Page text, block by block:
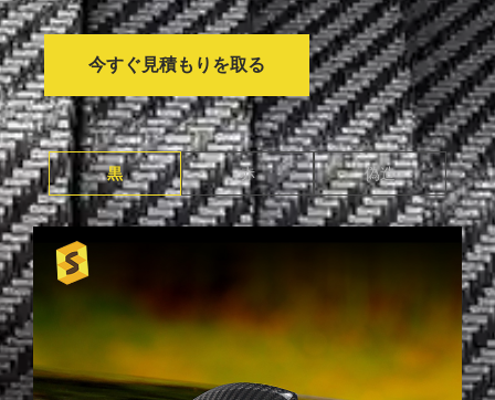
今すぐ見積もりを取る
黒 赤 偽造